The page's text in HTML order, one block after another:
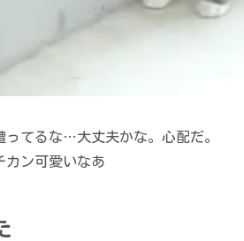
ってるな…大丈夫かな。心配だ。
カン可愛いなあ